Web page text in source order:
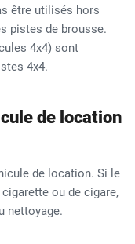
être utilisés hors
pistes de brousse.
4x4) sont
4x4.
de location
de location. Si le
ou de cigare,
nettoyage.